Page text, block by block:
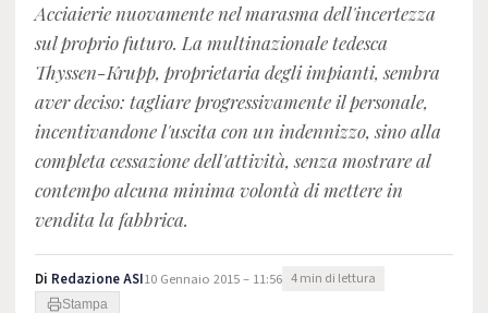
Acciaierie nuovamente nel marasma dell'incertezza
sul proprio futuro. La multinazionale tedesca
Thyssen-Krupp, proprietaria degli impianti, sembra
aver deciso: tagliare progressivamente il personale,
incentivandone l'uscita con un indennizzo, sino alla
completa cessazione dell'attività, senza mostrare al
contempo alcuna minima volontà di mettere in
vendita la fabbrica.
Di Redazione ASI10 Gennaio 2015 – 11:56 4 min di lettura
Stampa